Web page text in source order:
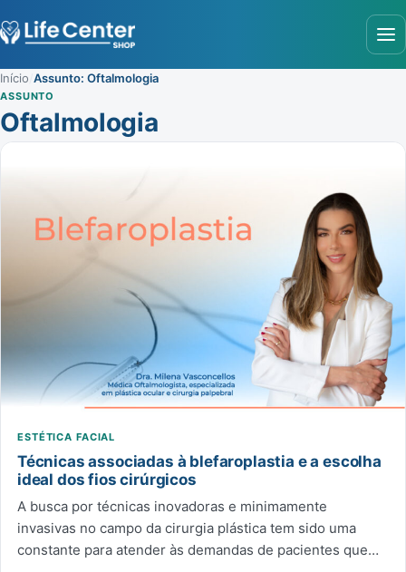
Início Assunto: Oftalmologia
ASSUNTO
Oftalmologia
ESTÉTICA FACIAL
Técnicas associadas à blefaroplastia e a escolha
ideal dos fios cirúrgicos
A busca por técnicas inovadoras e minimamente
invasivas no campo da cirurgia plástica tem sido uma
constante para atender às demandas de pacientes que…